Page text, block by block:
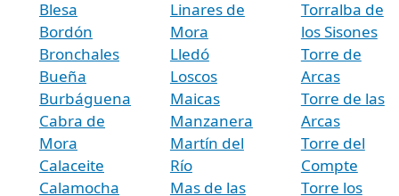
Blesa
Bordón
Bronchales
Bueña
Burbáguena
Cabra de
Mora
Calaceite
Calamocha
Linares de
Mora
Lledó
Loscos
Maicas
Manzanera
Martín del
Río
Mas de las
Torralba de
los Sisones
Torre de
Arcas
Torre de las
Arcas
Torre del
Compte
Torre los